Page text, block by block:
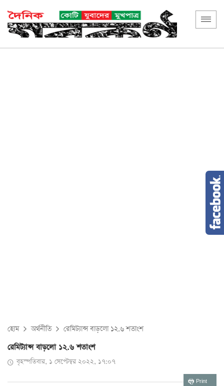
হোম অর্থনীতি রেমিট্যান্স বাড়লো ১২.৬ শতাংশ
রেমিট্যান্স বাড়লো ১২.৬ শতাংশ
বৃহস্পতিবার, ১ সেপ্টেম্বর ২০২২, ১৭:০৭
Print